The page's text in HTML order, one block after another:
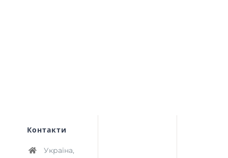
Контакти
Україна,